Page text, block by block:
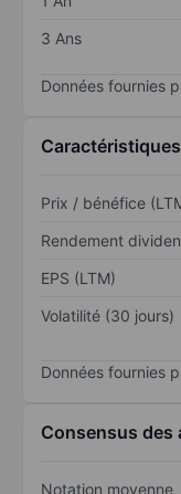
3 Ans
Données fournies
Prix / bénéfice
Rendement
EPS (LTM)
Volatilité (30 jours)
Données fournies
Consensus des
Notation moyenne